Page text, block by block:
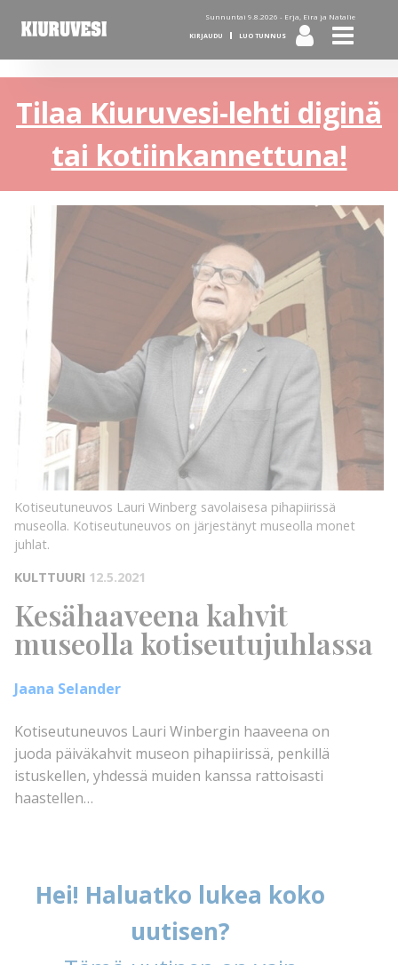
Sunnuntai 9.8.2026 - Erja, Eira ja Natalie
KIRJAUDU LUO TUNNUS
Tilaa Kiuruvesi-lehti diginä
tai kotiinkannettuna!
Kotiseutuneuvos Lauri Winberg savolaisesa pihapiirissä
museolla. Kotiseutuneuvos on järjestänyt museolla monet
juhlat.
KULTTUURI 12.5.2021
Kesähaaveena kahvit
museolla kotiseutujuhlassa
Jaana Selander
Kotiseutuneuvos Lauri Winbergin haaveena on
juoda päiväkahvit museon pihapiirissä, penkillä
istuskellen, yhdessä muiden kanssa rattoisasti
haastellen…
Hei! Haluatko lukea koko
uutisen?